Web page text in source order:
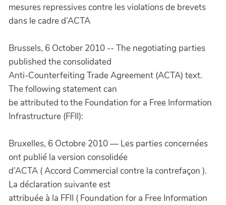
mesures repressives contre les violations de brevets
dans le cadre d’ACTA
Brussels, 6 October 2010 -- The negotiating parties
published the consolidated
Anti-Counterfeiting Trade Agreement (ACTA) text.
The following statement can
be attributed to the Foundation for a Free Information
Infrastructure (FFII):
Bruxelles, 6 Octobre 2010 — Les parties concernées
ont publié la version consolidée
d’ACTA ( Accord Commercial contre la contrefaçon ).
La déclaration suivante est
attribuée à la FFII ( Foundation for a Free Information